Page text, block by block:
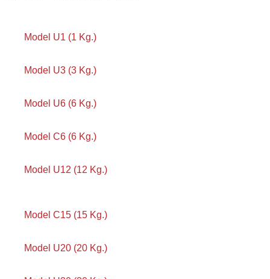
Model U1 (1 Kg.)
Model U3 (3 Kg.)
Model U6 (6 Kg.)
Model C6 (6 Kg.)
Model U12 (12 Kg.)
Model C15 (15 Kg.)
Model U20 (20 Kg.)